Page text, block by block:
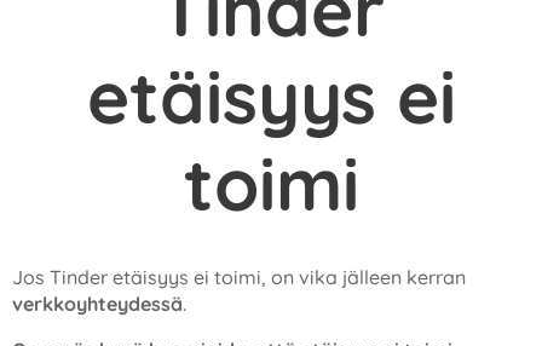
etäisyys ei
toimi
Jos Tinder etäisyys ei toimi, on vika jälleen kerran
verkkoyhteydessä.